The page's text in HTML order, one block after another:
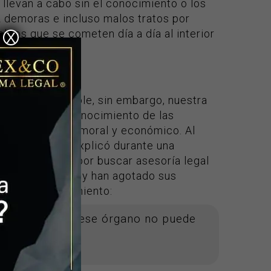
a cabo sin el conocimiento o los
e incluso malos tratos por
que se cometen día a día al interior
que razonable, sin embargo, nuestra
es el desconocimiento de las
es el daño moral y económico. Al
médica, explicó durante una
terminan por buscar asesoría legal
para su caso y han agotado sus
un mal tratamiento:
saben que ese órgano no puede
X